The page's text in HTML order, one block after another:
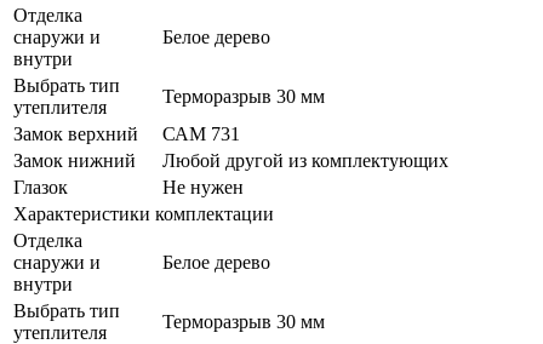
Отделка
снаружи и
внутри
Белое дерево
Выбрать тип
утеплителя
Терморазрыв 30 мм
Замок верхний
САМ 731
Замок нижний
Любой другой из комплектующих
Глазок
Не нужен
Характеристики комплектации
Отделка
снаружи и
внутри
Белое дерево
Выбрать тип
утеплителя
Терморазрыв 30 мм